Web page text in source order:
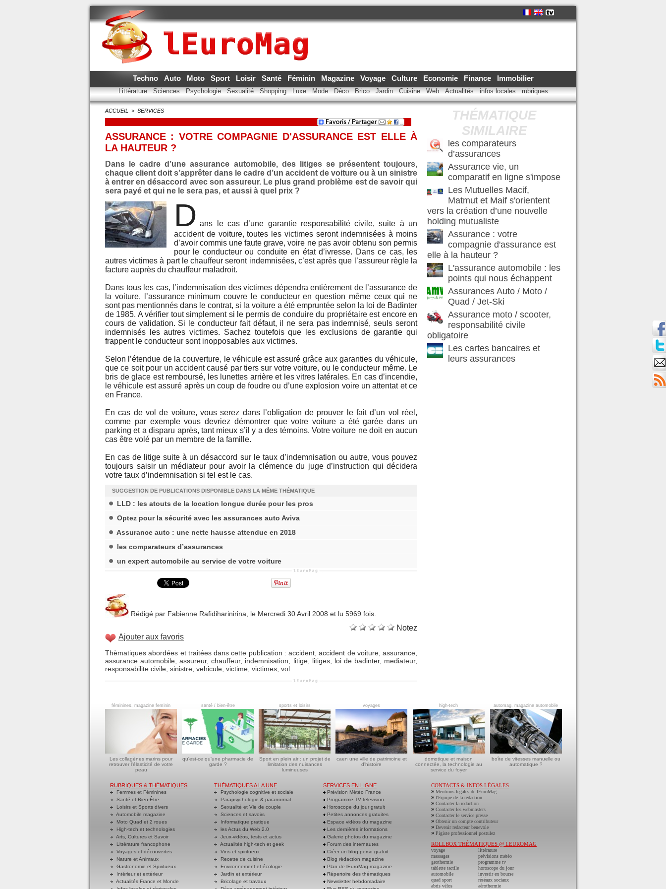
Techno Auto Moto Sport Loisir Santé Féminin Magazine Voyage Culture Economie Finance Immobilier
Littérature Sciences Psychologie Sexualité Shopping Luxe Mode Déco Brico Jardin Cuisine Web Actualités infos locales rubriques
ACCUEIL > SERVICES
ASSURANCE : VOTRE COMPAGNIE D'ASSURANCE EST ELLE À
LA HAUTEUR ?
Dans le cadre d’une assurance automobile, des litiges se présentent toujours,
chaque client doit s’apprêter dans le cadre d’un accident de voiture ou à un sinistre
à entrer en désaccord avec son assureur. Le plus grand problème est de savoir qui
sera payé et qui ne le sera pas, et aussi à quel prix ?
D ans le cas d’une garantie responsabilité civile, suite à un
accident de voiture, toutes les victimes seront indemnisées à moins
d’avoir commis une faute grave, voire ne pas avoir obtenu son permis
pour le conducteur ou conduite en état d’ivresse. Dans ce cas, les
autres victimes à part le chauffeur seront indemnisées, c’est après que l’assureur règle la
facture auprès du chauffeur maladroit.
Dans tous les cas, l’indemnisation des victimes dépendra entièrement de l’assurance de
la voiture, l’assurance minimum couvre le conducteur en question même ceux qui ne
sont pas mentionnés dans le contrat, si la voiture a été empruntée selon la loi de Badinter
de 1985. A vérifier tout simplement si le permis de conduire du propriétaire est encore en
cours de validation. Si le conducteur fait défaut, il ne sera pas indemnisé, seuls seront
indemnisés les autres victimes. Sachez toutefois que les exclusions de garantie qui
frappent le conducteur sont inopposables aux victimes.
Selon l’étendue de la couverture, le véhicule est assuré grâce aux garanties du véhicule,
que ce soit pour un accident causé par tiers sur votre voiture, ou le conducteur même. Le
bris de glace est remboursé, les lunettes arrière et les vitres latérales. En cas d’incendie,
le véhicule est assuré après un coup de foudre ou d’une explosion voire un attentat et ce
en France.
En cas de vol de voiture, vous serez dans l’obligation de prouver le fait d’un vol réel,
comme par exemple vous devriez démontrer que votre voiture a été garée dans un
parking et a disparu après, tant mieux s’il y a des témoins. Votre voiture ne doit en aucun
cas être volé par un membre de la famille.
En cas de litige suite à un désaccord sur le taux d’indemnisation ou autre, vous pouvez
toujours saisir un médiateur pour avoir la clémence du juge d’instruction qui décidera
votre taux d’indemnisation si tel est le cas.
SUGGESTION DE PUBLICATIONS DISPONIBLE DANS LA MÊME THÉMATIQUE
LLD : les atouts de la location longue durée pour les pros
Optez pour la sécurité avec les assurances auto Aviva
Assurance auto : une nette hausse attendue en 2018
les comparateurs d’assurances
un expert automobile au service de votre voiture
Rédigé par Fabienne Rafidiharinirina, le Mercredi 30 Avril 2008 et lu 5969 fois.
Notez
Ajouter aux favoris
Thèmatiques abordées et traitées dans cette publication : accident ,accident de voiture, assurance
assurance automobile ,assureur,chauffeur, indemnisation litige, litiges, loi de badinter, mediateur,
responsabilite civile sinistre vehicule victime victimes vol
THÉMATIQUE
SIMILAIRE
les comparateurs
d’assurances
Assurance vie, un
comparatif en ligne s'impose
Les Mutuelles Macif,
Matmut et Maif s'orientent
vers la création d’une nouvelle
holding mutualiste
Assurance : votre
compagnie d'assurance est
elle à la hauteur ?
L'assurance automobile : les
points qui nous échappent
Assurances Auto / Moto /
Quad / Jet-Ski
Assurance moto / scooter,
responsabilité civile
obligatoire
Les cartes bancaires et
leurs assurances
féminines, magazine feminin
Les collagènes marins pour
retrouver l'élasticité de votre
peau
santé / bien-être
qu'est-ce qu'une pharmacie de
garde ?
sports et loisirs
Sport en plein air : un projet de
limitation des nuisances
lumineuses
voyages
caen une ville de patrimoine et
d'histoire
high-tech
domotique et maison
connectée, la technologie au
service du foyer
automag, magazine automobile
boîte de vitesses manuelle ou
automatique ?
RUBRIQUES & THÉMATIQUES
Femmes et Féminines
Santé et Bien-Être
Loisirs et Sports divers
Automobile magazine
Moto Quad et 2 roues
High-tech et technologies
Arts, Cultures et Savoir
Littérature francophone
Voyages et découvertes
Nature et Animaux
Gastronomie et Spiritueux
Intérieur et extérieur
Actualités France et Monde
THÉMATIQUES A LA UNE
Psychologie cognitive et sociale
Parapsychologie & paranormal
Sexualité et Vie de couple
Sciences et savoirs
Informatique pratique
les Actus du Web 2.0
Jeux-vidéos, tests et actus
Actualités high-tech et geek
Vins et spiritueux
Recette de cuisine
Environnement et écologie
Jardin et extérieur
Bricolage et travaux
SERVICES EN LIGNE
Prévision Météo France
Programme TV television
Horoscope du jour gratuit
Petites annonces gratuites
Espace vidéos du magazine
Les dernières informations
Galerie photos du magazine
Forum des internautes
Créer un blog perso gratuit
Blog rédaction magazine
Plan de lEuroMag magazine
Répertoire des thématiques
Newsletter hebdomadaire
CONTACTS & INFOS LÉGALES
» Mentions legales de lEuroMag
» l'Equipe de la redaction
» Contacter la redaction
» Contacter les webmasters
» Contacter le service presse
» Obtenir un compte contributeur
» Devenir redacteur benevole
» Pigiste professionnel postulez
ROLLBOX THÉMATIQUES @ LEUROMAG
voyage
massages
geothermie
tablette tactile
automobile
quad sport
abris vélos
littérature
prévisions météo
programme tv
horoscope du jour
investir en bourse
réséaux sociaux
aérothermie